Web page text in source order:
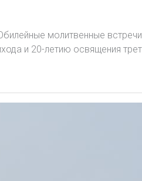
молитвенные
и 20-летию освящения